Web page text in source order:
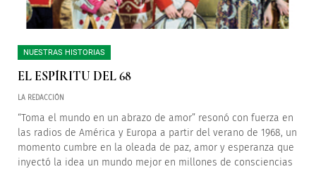
NUESTRAS HISTORIAS
EL ESPÍRITU DEL 68
LA REDACCIÓN
“Toma el mundo en un abrazo de amor” resonó con fuerza en
las radios de América y Europa a partir del verano de 1968, un
momento cumbre en la oleada de paz, amor y esperanza que
inyectó la idea un mundo mejor en millones de consciencias